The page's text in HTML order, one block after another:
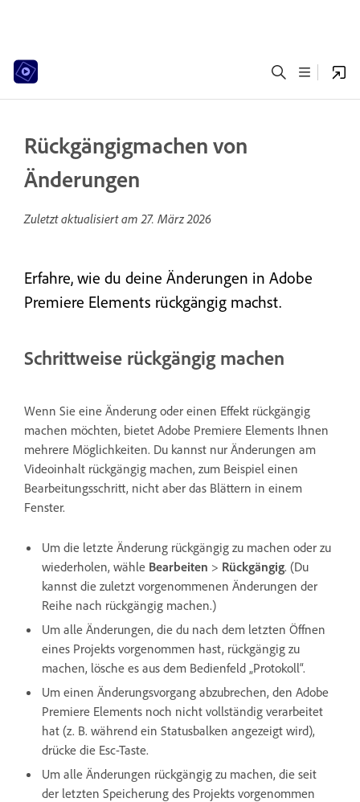
Rückgängigmachen von
Änderungen
Zuletzt aktualisiert am27. März 2026
Erfahre, wie du deine Änderungen in Adobe
Premiere Elements rückgängig machst.
Schrittweise rückgängig machen
Wenn Sie eine Änderung oder einen Effekt rückgängig
machen möchten, bietet Adobe Premiere Elements Ihnen
mehrere Möglichkeiten. Du kannst nur Änderungen am
Videoinhalt rückgängig machen, zum Beispiel einen
Bearbeitungsschritt, nicht aber das Blättern in einem
Fenster.
Um die letzte Änderung rückgängig zu machen oder zu
wiederholen, wähle Bearbeiten > Rückgängig. (Du
kannst die zuletzt vorgenommenen Änderungen der
Reihe nach rückgängig machen.)
Um alle Änderungen, die du nach dem letzten Öffnen
eines Projekts vorgenommen hast, rückgängig zu
machen, lösche es aus dem Bedienfeld „Protokoll“.
Um einen Änderungsvorgang abzubrechen, den Adobe
Premiere Elements noch nicht vollständig verarbeitet
hat (z. B. während ein Statusbalken angezeigt wird),
drücke die Esc-Taste.
Um alle Änderungen rückgängig zu machen, die seit
der letzten Speicherung des Projekts vorgenommen